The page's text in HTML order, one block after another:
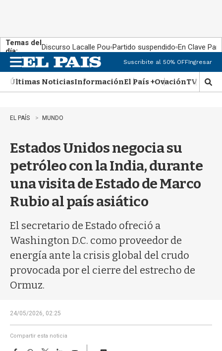
Temas del
día:
Discurso Lacalle Pou Partido suspendido En Clave País
n
u
Suscribite al 50% OFFIngresar
Últimas NoticiasInformaciónEl País +OvaciónTV Show
M
o
EL PAÍS MUNDO
Estados Unidos negocia su
petróleo con la India, durante
una visita de Estado de Marco
Rubio al país asiático
El secretario de Estado ofreció a
Washington D.C. como proveedor de
energía ante la crisis global del crudo
provocada por el cierre del estrecho de
Ormuz.
24/05/2026, 02:25
Compartir esta noticia
F
W
T
L
E